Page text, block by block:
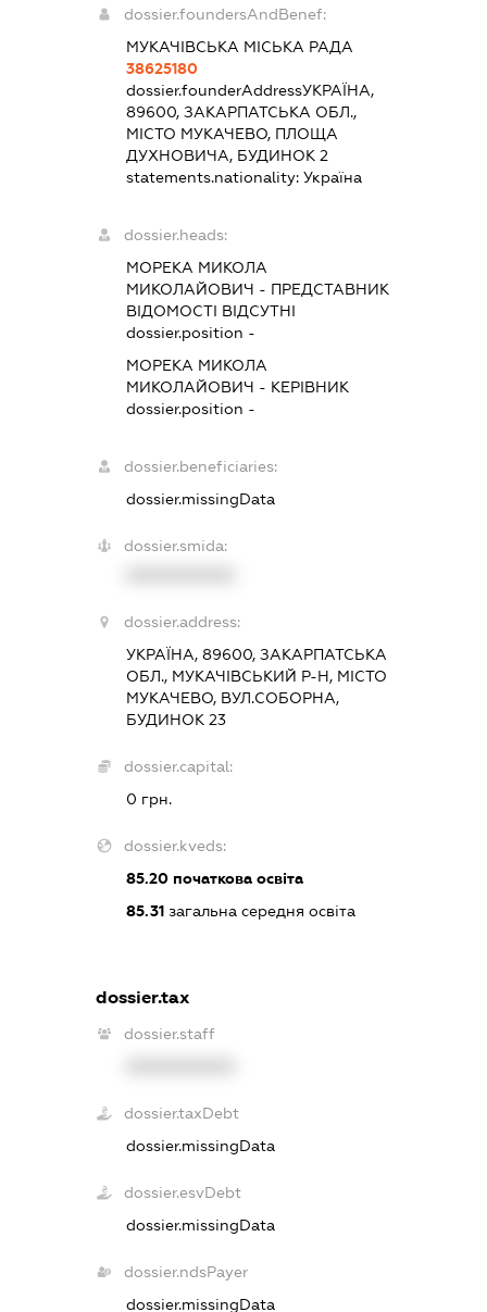
dossier.foundersAndBenef:
МУКАЧІВСЬКА МІСЬКА РАДА
38625180
dossier.founderAddressУКРАЇНА,
89600, ЗАКАРПАТСЬКА ОБЛ.,
МІСТО МУКАЧЕВО, ПЛОЩА
ДУХНОВИЧА, БУДИНОК 2
statements.nationality: Україна
dossier.heads:
МОРЕКА МИКОЛА
МИКОЛАЙОВИЧ - ПРЕДСТАВНИК
ВІДОМОСТІ ВІДСУТНІ
dossier.position -
МОРЕКА МИКОЛА
МИКОЛАЙОВИЧ - КЕРІВНИК
dossier.position -
dossier.beneficiaries:
dossier.missingData
dossier.smida:
dossier.address:
УКРАЇНА, 89600, ЗАКАРПАТСЬКА
ОБЛ., МУКАЧІВСЬКИЙ Р-Н, МІСТО
МУКАЧЕВО, ВУЛ.СОБОРНА,
БУДИНОК 23
dossier.capital:
0 грн.
dossier.kveds:
85.20початкова освіта
85.31загальна середня освіта
dossier.tax
dossier.staff
dossier.taxDebt
dossier.missingData
dossier.esvDebt
dossier.missingData
dossier.ndsPayer
dossier.missingData